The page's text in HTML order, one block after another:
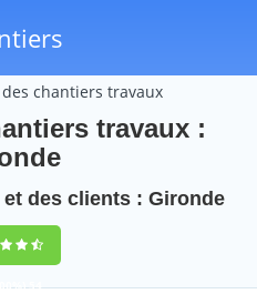
chantiers travaux
travaux :
des clients : Gironde
54